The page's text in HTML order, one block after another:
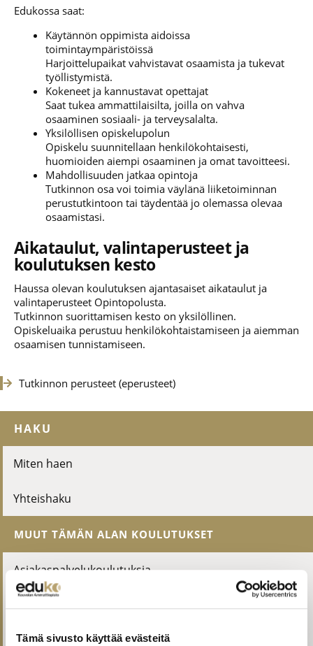
Tämä sivusto käyttää evästeitä
Edukossa saat:
Käytännön oppimista aidoissa
toimintaympäristöissä
Harjoittelupaikat vahvistavat osaamista ja tukevat
työllistymistä.
Kokeneet ja kannustavat opettajat
Saat tukea ammattilaisilta, joilla on vahva
osaaminen sosiaali- ja terveysalalta.
Yksilöllisen opiskelupolun
Opiskelu suunnitellaan henkilökohtaisesti,
huomioiden aiempi osaaminen ja omat tavoitteesi.
Mahdollisuuden jatkaa opintoja
Tutkinnon osa voi toimia väylänä liiketoiminnan
perustutkintoon tai täydentää jo olemassa olevaa
osaamistasi.
Aikataulut, valintaperusteet ja
koulutuksen kesto
Haussa olevan koulutuksen ajantasaiset aikataulut ja
valintaperusteet Opintopolusta.
Tutkinnon suorittamisen kesto on yksilöllinen.
Opiskeluaika perustuu henkilökohtaistamiseen ja aiemman
osaamisen tunnistamiseen.
Tutkinnon perusteet (eperusteet)
HAKU
Miten haen
Yhteishaku
MUUT TÄMÄN ALAN KOULUTUKSET
Asiakaspalvelukoulutuksia
Esimiestyön koulutuksia
Isännöinnin ammattitutkinto